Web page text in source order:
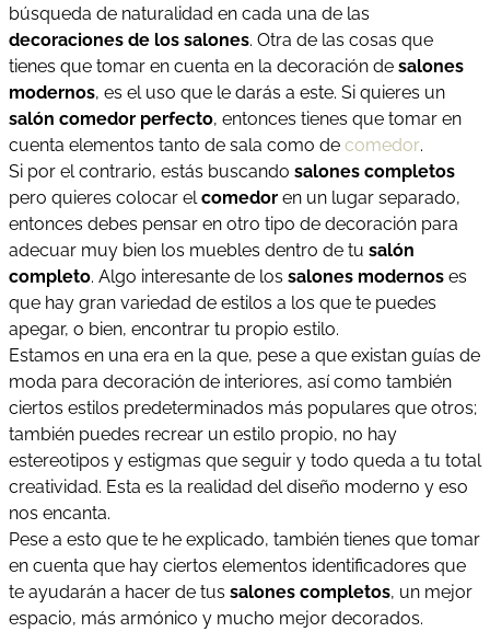
búsqueda de naturalidad en cada una de las
decoraciones de los salones. Otra de las cosas que
tienes que tomar en cuenta en la decoración de salones
modernos, es el uso que le darás a este. Si quieres un
salón comedor perfecto, entonces tienes que tomar en
cuenta elementos tanto de sala como de comedor.
Si por el contrario, estás buscando salones completos
pero quieres colocar elcomedor en un lugar separado,
entonces debes pensar en otro tipo de decoración para
adecuar muy bien los muebles dentro de tu salón
completo. Algo interesante de los salones modernos es
que hay gran variedad de estilos a los que te puedes
apegar, o bien, encontrar tu propio estilo.
Estamos en una era en la que, pese a que existan guías de
moda para decoración de interiores, así como también
ciertos estilos predeterminados más populares que otros;
también puedes recrear un estilo propio, no hay
estereotipos y estigmas que seguir y todo queda a tu total
creatividad. Esta es la realidad del diseño moderno y eso
nos encanta.
Pese a esto que te he explicado, también tienes que tomar
en cuenta que hay ciertos elementos identificadores que
te ayudarán a hacer de tus salones completos, un mejor
espacio, más armónico y mucho mejor decorados.